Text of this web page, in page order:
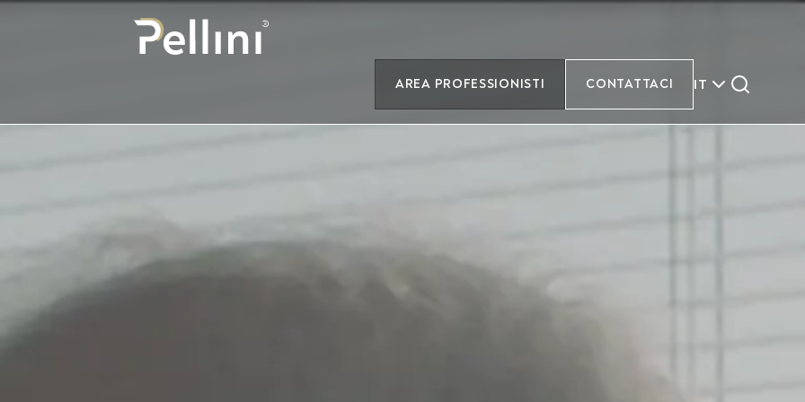
AREA PROFESSIONISTI CONTATTACI IT